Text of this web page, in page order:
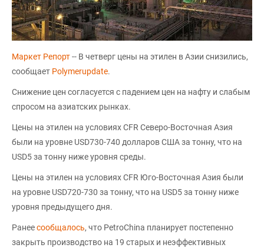
Маркет Репорт-- В четверг цены на этилен в Азии снизились,
сообщает Polymerupdate.
Снижение цен согласуется с падением цен на нафту и слабым
спросом на азиатских рынках.
Цены на этилен на условиях CFR Северо-Восточная Азия
были на уровне USD730-740 долларов США за тонну, что на
USD5 за тонну ниже уровня среды.
Цены на этилен на условиях CFR Юго-Восточная Азия были
на уровне USD720-730 за тонну, что на USD5 за тонну ниже
уровня предыдущего дня.
Ранеесообщалось, что PetroChina планирует постепенно
закрыть производство на 19 старых и неэффективных